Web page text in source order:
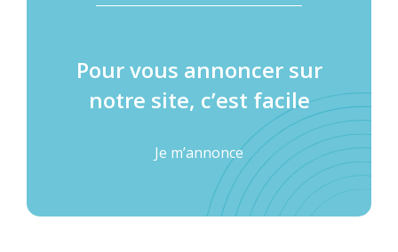
Pour vous annoncer sur
notre site, c’est facile
Je m’annonce